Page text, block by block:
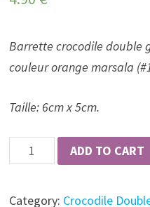
Barrette crocodile double
couleur orange marsala
Taille: 6cm x 5cm.
Barrette
crocodile
ADD TO CART
Category: Crocodile